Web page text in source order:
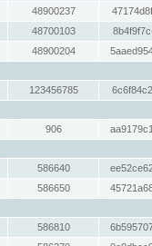
48900237
48700103
48900204
123456785
906
586640
586650
586810